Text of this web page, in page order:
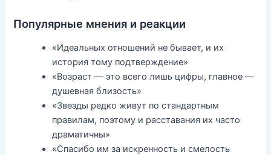
Популярные мнения и реакции
«Идеальных отношений не бывает, и их
история тому подтверждение»
«Возраст — это всего лишь цифры, главное —
душевная близость»
«Звезды редко живут по стандартным
правилам, поэтому и расставания их часто
драматичны»
«Спасибо им за искренность и смелость